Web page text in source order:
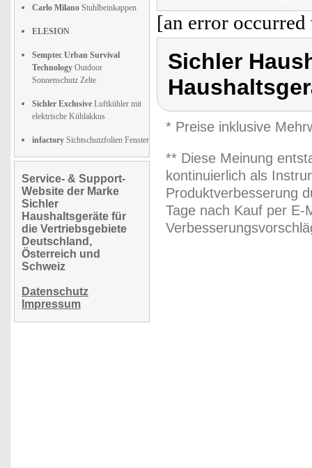
Carlo Milano Stuhlbeinkappen
ELESION
Semptec Urban Survival
Technology Outdoor
Sonnenschutz Zelte
Sichler Exclusive Luftkühler mit
elektrische Kühlakkus
infactory Sichtschutzfolien Fenster
Service- & Support-
Website der Marke
Sichler
Haushaltsgeräte für
die Vertriebsgebiete
Deutschland,
Österreich und
Schweiz
Datenschutz
Impressum
[an error
Sichler
* Preise inklusive
** Diese Meinung
kontinuierlich als
Produktverbesserung
Tage nach Kauf per E-